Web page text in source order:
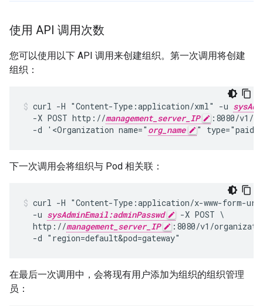
使用 API 调用次数
您可以使用以下 API 调用来创建组织。第一次调用将创建
组织：
curl -H "Content-Type:application/xml" -u
  -X POST http://
management_server_IP
:8080/v1/
  -d '<Organization name="
org_name "
下一次调用会将组织与 Pod 相关联：
curl -H "Content-Type:application/x-www-form-
  -u
sysAdminEmail:adminPasswd
-X POST \
  http://
management_server_IP
:8080/v1/
  -d "region=default&pod=gateway"
在最后一次调用中，会将现有用户添加为组织的组织管理
员：